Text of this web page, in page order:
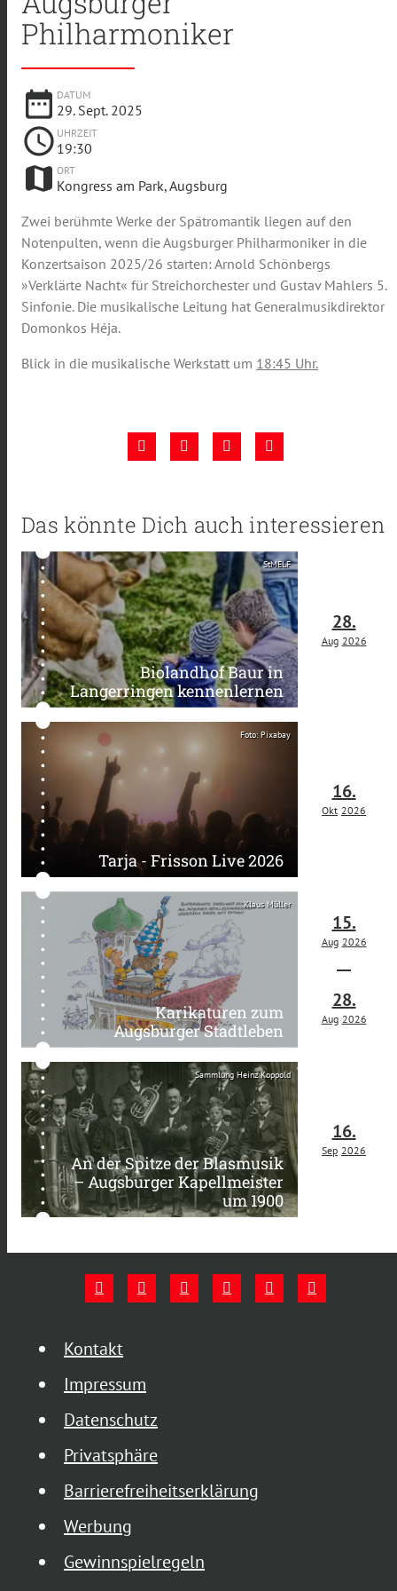
Philharmoniker
date_range DATUM
29. Sept. 2025
schedule UHRZEIT
19:30
map ORT
Kongress am Park, Augsburg
Zwei berühmte Werke der Spätromantik liegen auf den
Notenpulten, wenn die Augsburger Philharmoniker in die
Konzertsaison 2025/26 starten: Arnold Schönbergs
»Verklärte Nacht« für Streichorchester und Gustav Mahlers 5.
Sinfonie. Die musikalische Leitung hat Generalmusikdirektor
Domonkos Héja.
Blick in die musikalische Werkstatt um 18:45 Uhr.
Das könnte Dich auch interessieren
StMELF
Biolandhof Baur in
Langerringen kennenlernen
28.
Aug 2026
Foto: Pixabay
Tarja - Frisson Live 2026
16.
Okt 2026
Klaus Müller
Karikaturen zum
Augsburger Stadtleben
15.
Aug 2026
28.
Aug 2026
Sammlung Heinz Koppold
An der Spitze der Blasmusik
– Augsburger Kapellmeister
um 1900
16.
Sep 2026
Kontakt
Impressum
Datenschutz
Privatsphäre
Barrierefreiheitserklärung
Werbung
Gewinnspielregeln